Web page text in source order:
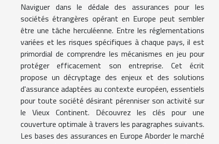
Naviguer dans le dédale des assurances pour les
sociétés étrangères opérant en Europe peut sembler
être une tâche herculéenne. Entre les réglementations
variées et les risques spécifiques à chaque pays, il est
primordial de comprendre les mécanismes en jeu pour
protéger efficacement son entreprise. Cet écrit
propose un décryptage des enjeux et des solutions
d'assurance adaptées au contexte européen, essentiels
pour toute société désirant pérenniser son activité sur
le Vieux Continent. Découvrez les clés pour une
couverture optimale à travers les paragraphes suivants.
Les bases des assurances en Europe Aborder le marché